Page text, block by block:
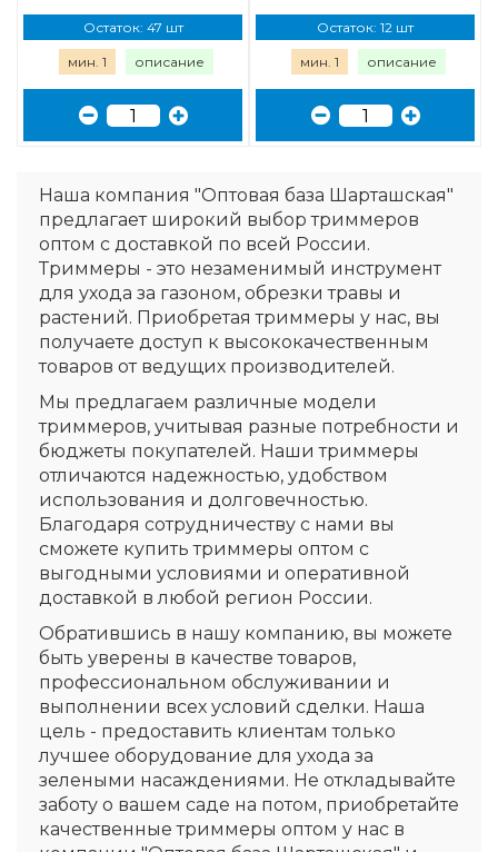
Остаток: 47 шт
мин. 1 описание
Остаток: 12 шт
мин. 1 описание
Наша компания "Оптовая база Шарташская"
предлагает широкий выбор триммеров
оптом с доставкой по всей России.
Триммеры - это незаменимый инструмент
для ухода за газоном, обрезки травы и
растений. Приобретая триммеры у нас, вы
получаете доступ к высококачественным
товаров от ведущих производителей.
Мы предлагаем различные модели
триммеров, учитывая разные потребности и
бюджеты покупателей. Наши триммеры
отличаются надежностью, удобством
использования и долговечностью.
Благодаря сотрудничеству с нами вы
сможете купить триммеры оптом с
выгодными условиями и оперативной
доставкой в любой регион России.
Обратившись в нашу компанию, вы можете
быть уверены в качестве товаров,
профессиональном обслуживании и
выполнении всех условий сделки. Наша
цель - предоставить клиентам только
лучшее оборудование для ухода за
зелеными насаждениями. Не откладывайте
заботу о вашем саде на потом, приобретайте
качественные триммеры оптом у нас в